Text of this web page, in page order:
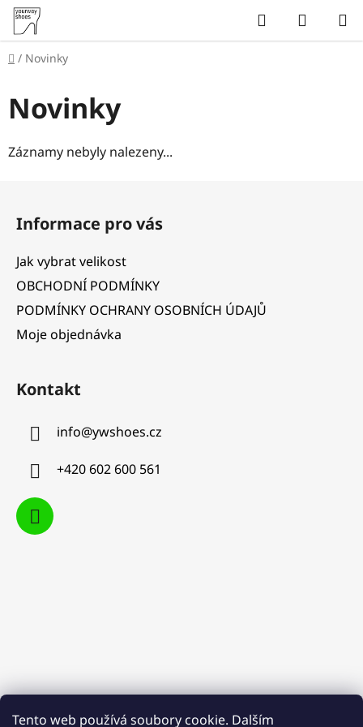
Tento web používá soubory cookie. Dalším
Přejít
obsah
Hledat
KOŠÍK
Domů
/ Novinky
Novinky
Záznamy nebyly nalezeny...
Informace pro vás
Jak vybrat velikost
OBCHODNÍ PODMÍNKY
PODMÍNKY OCHRANY OSOBNÍCH ÚDAJŮ
Moje objednávka
Kontakt
info@ywshoes.cz
+420 602 600 561